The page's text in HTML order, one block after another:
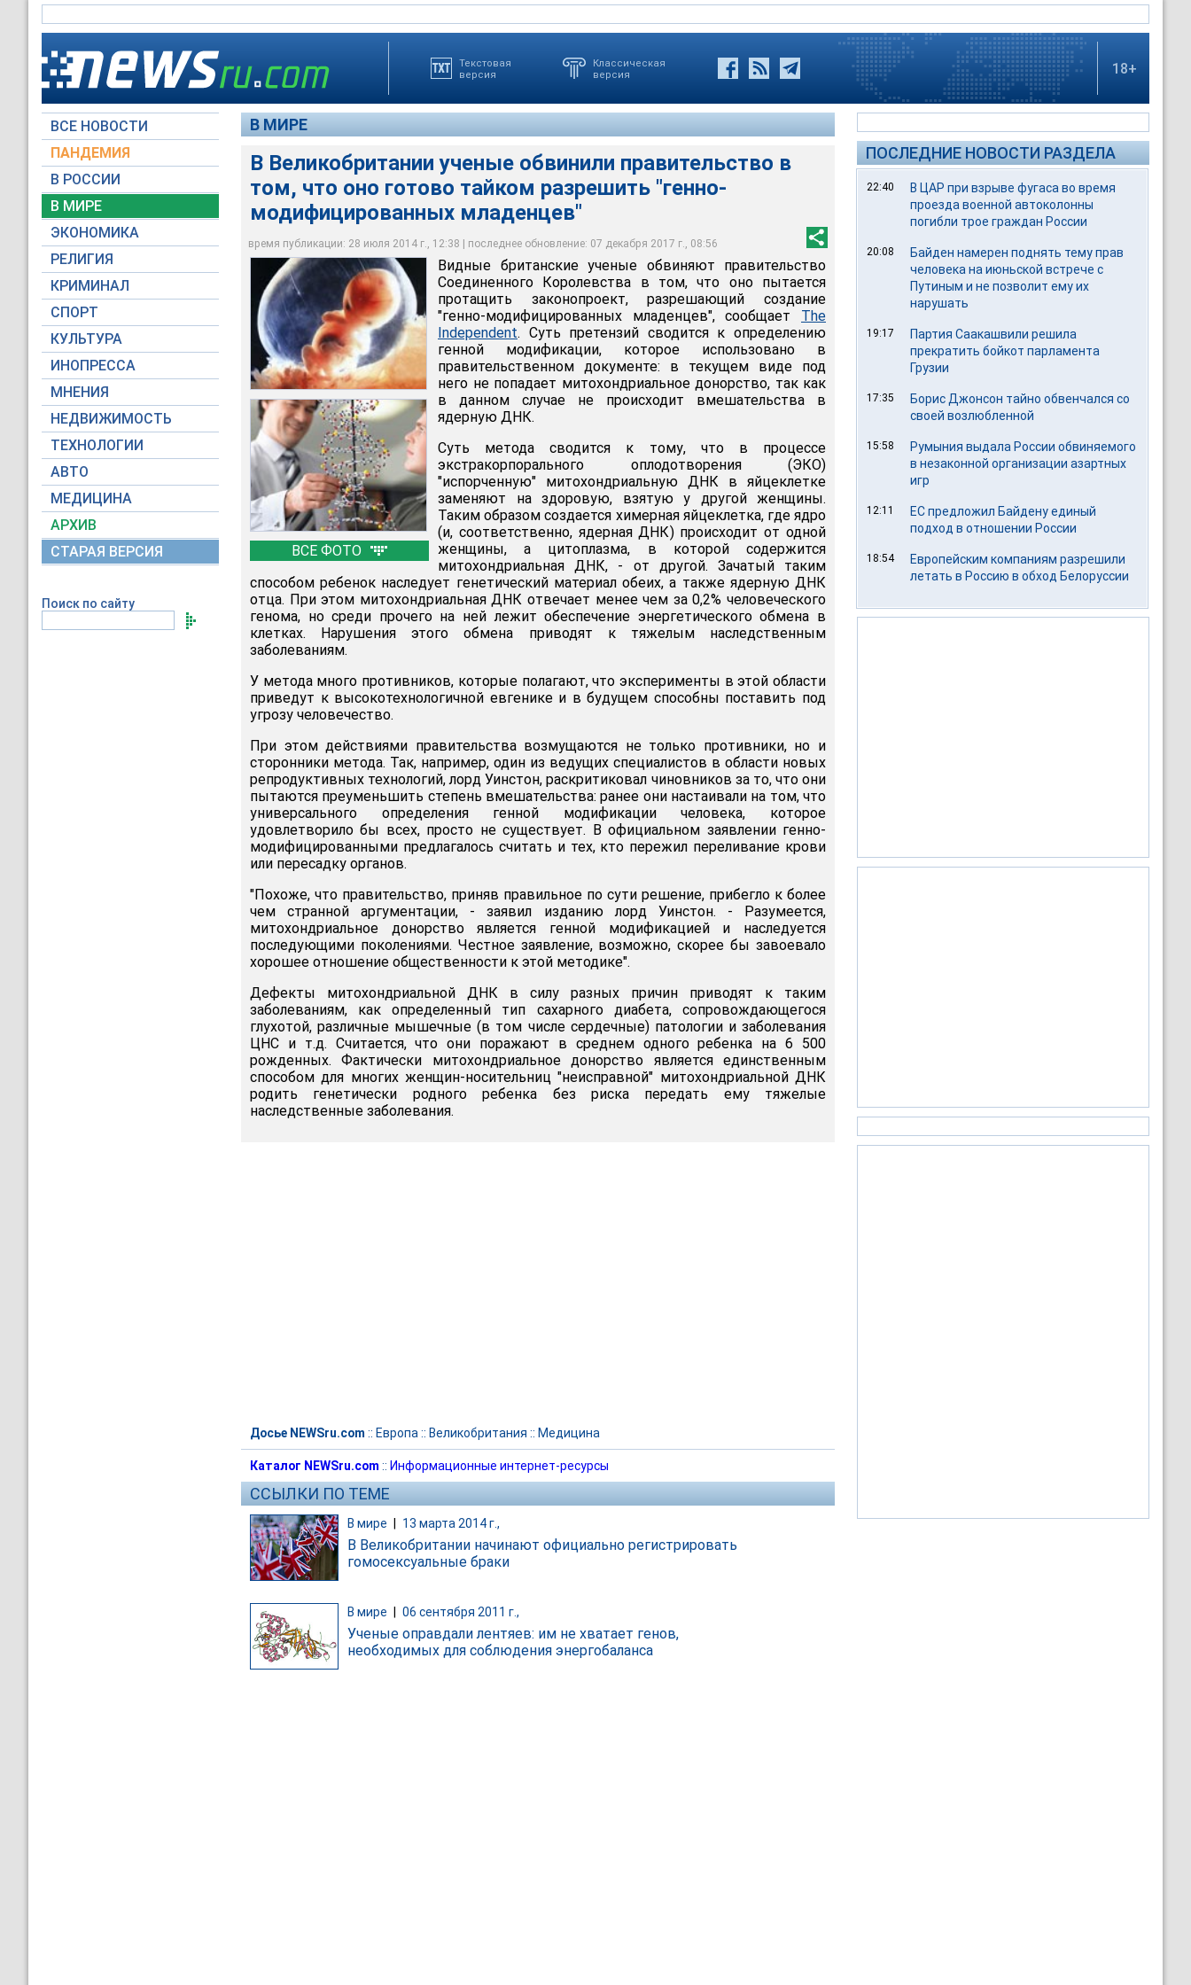
Текстовая
версия
Классическая
версия
18+
ВСЕ НОВОСТИ
ПАНДЕМИЯ
В РОССИИ
В МИРЕ
ЭКОНОМИКА
РЕЛИГИЯ
КРИМИНАЛ
СПОРТ
КУЛЬТУРА
ИНОПРЕССА
МНЕНИЯ
НЕДВИЖИМОСТЬ
ТЕХНОЛОГИИ
АВТО
МЕДИЦИНА
АРХИВ
СТАРАЯ ВЕРСИЯ
Поиск по сайту
В МИРЕ
В Великобритании ученые обвинили правительство в
том, что оно готово тайком разрешить "генно-
модифицированных младенцев"
время публикации: 28 июля 2014 г., 12:38 | последнее обновление: 07 декабря 2017 г., 08:56
ВСЕ ФОТО
Видные британские ученые обвиняют правительство Соединенного Королевства в
том, что оно пытается протащить законопроект, разрешающий создание "генно-
модифицированных младенцев"
Архив NEWSru.com
Суть претензий сводится к определению генной модификации, которое
использовано в правительствнном документе: в текущем виде под него не попадает
митохондриальное донорство, так как в данном случае не происходит
вмешательства в ядерную ДНК
Global Look Press
У метода много противников, которые полагают, что эксперименты в этой области
приведут к высокотехнологичной евгенике и в будущем способны поставить под
угрозу человечество
Global Look Press
Видные британские ученые обвиняют правительство
Соединенного Королевства в том, что оно пытается
протащить законопроект, разрешающий создание
"генно-модифицированных младенцев", сообщает The
Independent. Суть претензий сводится к определению
генной модификации, которое использовано в
правительственном документе: в текущем виде под
него не попадает митохондриальное донорство, так как
в данном случае не происходит вмешательства в
ядерную ДНК.
Суть метода сводится к тому, что в процессе
экстракорпорального оплодотворения (ЭКО)
"испорченную" митохондриальную ДНК в яйцеклетке
заменяют на здоровую, взятую у другой женщины.
Таким образом создается химерная яйцеклетка, где ядро
(и, соответственно, ядерная ДНК) происходит от одной
женщины, а цитоплазма, в которой содержится
митохондриальная ДНК, - от другой. Зачатый таким
способом ребенок наследует генетический материал обеих, а также ядерную ДНК
отца. При этом митохондриальная ДНК отвечает менее чем за 0,2% человеческого
генома, но среди прочего на ней лежит обеспечение энергетического обмена в
клетках. Нарушения этого обмена приводят к тяжелым наследственным
заболеваниям.
У метода много противников, которые полагают, что эксперименты в этой области
приведут к высокотехнологичной евгенике и в будущем способны поставить под
угрозу человечество.
При этом действиями правительства возмущаются не только противники, но и
сторонники метода. Так, например, один из ведущих специалистов в области новых
репродуктивных технологий, лорд Уинстон, раскритиковал чиновников за то, что они
пытаются преуменьшить степень вмешательства: ранее они настаивали на том, что
универсального определения генной модификации человека, которое
удовлетворило бы всех, просто не существует. В официальном заявлении генно-
модифицированными предлагалось считать и тех, кто пережил переливание крови
или пересадку органов.
"Похоже, что правительство, приняв правильное по сути решение, прибегло к более
чем странной аргументации, - заявил изданию лорд Уинстон. - Разумеется,
митохондриальное донорство является генной модификацией и наследуется
последующими поколениями. Честное заявление, возможно, скорее бы завоевало
хорошее отношение общественности к этой методике".
Дефекты митохондриальной ДНК в силу разных причин приводят к таким
заболеваниям, как определенный тип сахарного диабета, сопровождающегося
глухотой, различные мышечные (в том числе сердечные) патологии и заболевания
ЦНС и т.д. Считается, что они поражают в среднем одного ребенка на 6 500
рожденных. Фактически митохондриальное донорство является единственным
способом для многих женщин-носительниц "неисправной" митохондриальной ДНК
родить генетически родного ребенка без риска передать ему тяжелые
наследственные заболевания.
Досье NEWSru.com :: Европа :: Великобритания :: Медицина
Каталог NEWSru.com :: Информационные интернет-ресурсы
ССЫЛКИ ПО ТЕМЕ
В мире 13 марта 2014 г.,
В Великобритании начинают официально регистрировать
гомосексуальные браки
В мире 06 сентября 2011 г.,
Ученые оправдали лентяев: им не хватает генов,
необходимых для соблюдения энергобаланса
ПОСЛЕДНИЕ НОВОСТИ РАЗДЕЛА
22:40
В ЦАР при взрыве фугаса во время
проезда военной автоколонны
погибли трое граждан России
20:08
Байден намерен поднять тему прав
человека на июньской встрече с
Путиным и не позволит ему их
нарушать
19:17
Партия Саакашвили решила
прекратить бойкот парламента
Грузии
17:35
Борис Джонсон тайно обвенчался со
своей возлюбленной
15:58
Румыния выдала России обвиняемого
в незаконной организации азартных
игр
12:11
ЕС предложил Байдену единый
подход в отношении России
18:54
Европейским компаниям разрешили
летать в Россию в обход Белоруссии